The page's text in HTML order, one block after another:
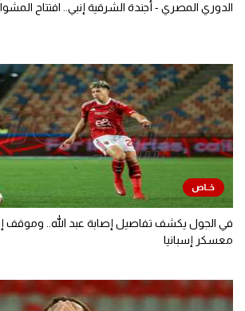
الدوري المصري - أجندة الشرقية إنبي.. افتتاح
في الجول يكشف تفاصيل إصابة عبد الله.. وموقف
معسكر إسبانيا